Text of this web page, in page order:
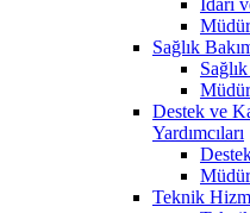
Müdür
Sağlık
Müdür
Destek ve
Yardımcıları
Müdür
Teknik